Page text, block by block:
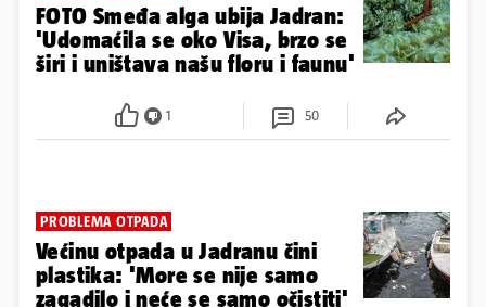
FOTO Smeđa alga ubija Jadran:
'Udomaćila se oko Visa, brzo se
širi i uništava našu floru i faunu'
1 50
PROBLEMA OTPADA
Većinu otpada u Jadranu čini
plastika: 'More se nije samo
zagadilo i neće se samo očistiti'